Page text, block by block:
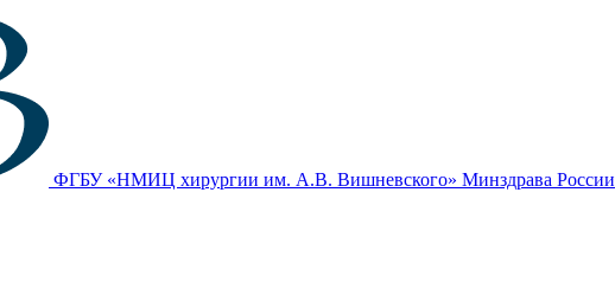
ФГБУ «НМИЦ хирургии им. А.В. Вишневского» Минздрава России